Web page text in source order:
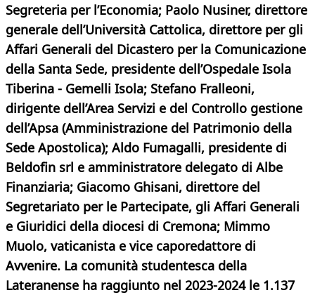
Segreteria per l’Economia; Paolo Nusiner, direttore
generale dell’Università Cattolica, direttore per gli
Affari Generali del Dicastero per la Comunicazione
della Santa Sede, presidente dell’Ospedale Isola
Tiberina - Gemelli Isola; Stefano Fralleoni,
dirigente dell’Area Servizi e del Controllo gestione
dell’Apsa (Amministrazione del Patrimonio della
Sede Apostolica); Aldo Fumagalli, presidente di
Beldofin srl e amministratore delegato di Albe
Finanziaria; Giacomo Ghisani, direttore del
Segretariato per le Partecipate, gli Affari Generali
e Giuridici della diocesi di Cremona; Mimmo
Muolo, vaticanista e vice caporedattore di
Avvenire. La comunità studentesca della
Lateranense ha raggiunto nel 2023-2024 le 1.137